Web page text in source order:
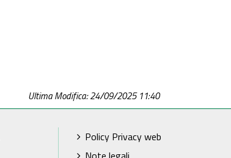
Ultima Modifica: 24/09/2025 11:40
Policy Privacy web